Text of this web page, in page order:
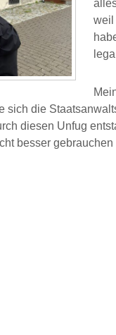
weil
sich die
diesen Unfug
besser